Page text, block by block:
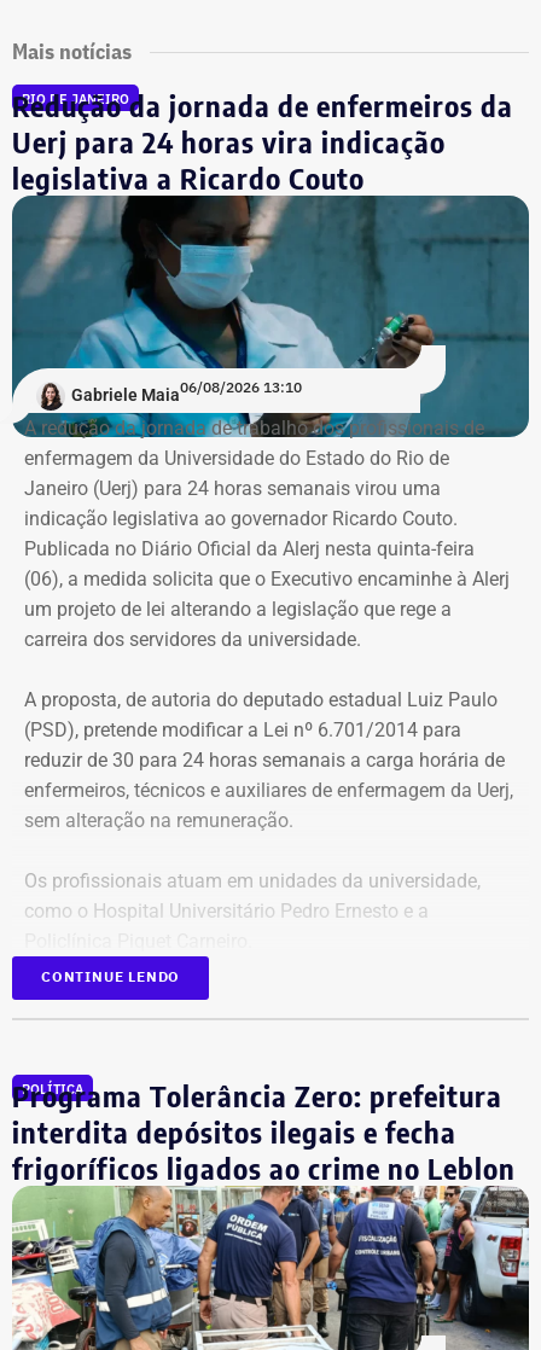
Mais notícias
RIO DE JANEIRO
Redução da jornada de enfermeiros da
Uerj para 24 horas vira indicação
legislativa a Ricardo Couto
Gabriele Maia06/08/2026 13:10
A redução da jornada de trabalho dos profissionais de
enfermagem da Universidade do Estado do Rio de
Janeiro (Uerj) para 24 horas semanais virou uma
indicação legislativa ao governador Ricardo Couto.
Publicada no Diário Oficial da Alerj nesta quinta-feira
(06), a medida solicita que o Executivo encaminhe à Alerj
um projeto de lei alterando a legislação que rege a
carreira dos servidores da universidade.
A proposta, de autoria do deputado estadual Luiz Paulo
(PSD), pretende modificar a Lei nº 6.701/2014 para
reduzir de 30 para 24 horas semanais a carga horária de
enfermeiros, técnicos e auxiliares de enfermagem da Uerj,
sem alteração na remuneração.
Os profissionais atuam em unidades da universidade,
como o Hospital Universitário Pedro Ernesto e a
Segundo Luiz Paulo, “a iniciativa busca corrigir uma
servidores estaduais da enfermagem”.
A justificativa no texto cita que a Lei nº 6.505/2013 já
estabeleceu a jornada de 24 horas semanais para
servidores estaduais da categoria, mas os profissionais
vinculados à Uerj permaneceram submetidos ao regime
de 30 horas.
Além da assistência aos pacientes, o deputado destaca
CONTINUE LENDO
POLÍTICA
Programa Tolerância Zero: prefeitura
interdita depósitos ilegais e fecha
frigoríficos ligados ao crime no Leblon